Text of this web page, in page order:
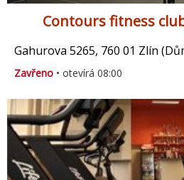
Contours fitness
Gahurova 5265, 760 01 Zlín
Zavřeno • otevírá 08:00